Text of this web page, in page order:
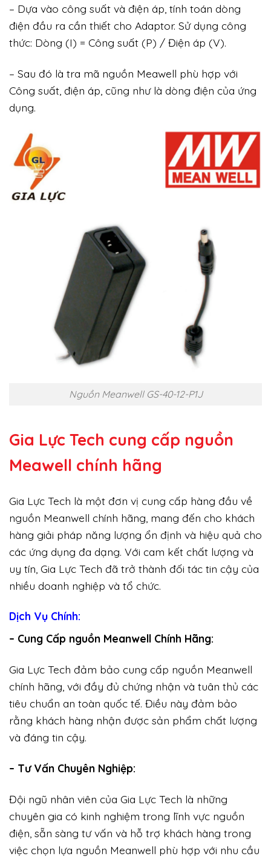
– Dựa vào công suất và điện áp, tính toán dòng
điện đầu ra cần thiết cho Adaptor. Sử dụng công
thức: Dòng (I) = Công suất (P) / Điện áp (V).
– Sau đó là tra mã nguồn Meawell phù hợp với
Công suất, điện áp, cũng như là dòng điện của ứng
dụng.
Nguồn Meanwell GS-40-12-P1J
Gia Lực Tech cung cấp nguồn
Meawell chính hãng
Gia Lực Tech là một đơn vị cung cấp hàng đầu về
nguồn Meanwell chính hãng, mang đến cho khách
hàng giải pháp năng lượng ổn định và hiệu quả cho
các ứng dụng đa dạng. Với cam kết chất lượng và
uy tín, Gia Lực Tech đã trở thành đối tác tin cậy của
nhiều doanh nghiệp và tổ chức.
Dịch Vụ Chính:
– Cung Cấp nguồn Meanwell Chính Hãng:
Gia Lực Tech đảm bảo cung cấp nguồn Meanwell
chính hãng, với đầy đủ chứng nhận và tuân thủ các
tiêu chuẩn an toàn quốc tế. Điều này đảm bảo
rằng khách hàng nhận được sản phẩm chất lượng
và đáng tin cậy.
– Tư Vấn Chuyên Nghiệp:
Đội ngũ nhân viên của Gia Lực Tech là những
chuyên gia có kinh nghiệm trong lĩnh vực nguồn
điện, sẵn sàng tư vấn và hỗ trợ khách hàng trong
việc chọn lựa nguồn Meanwell phù hợp với nhu cầu